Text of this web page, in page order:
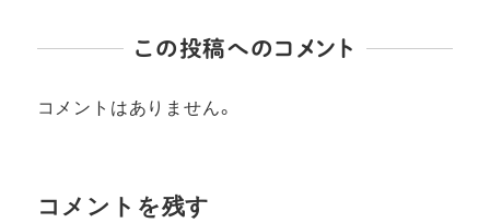
この投稿へのコメント
コメントはありません。
コメントを残す